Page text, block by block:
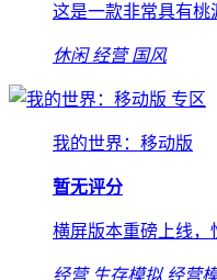
这是一款非常具有桃
休闲 经营 国风
专区
我的世界：移动版
暂无评分
横屏版本重磅上线，
经营 生存模拟 经营